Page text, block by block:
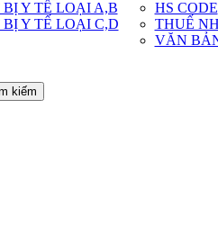
submenu
for
Thủ
BỊ Y TẾ LOẠI A,B
Y TẾ LOẠI C,D
HS CODE
THUẾ
VĂN